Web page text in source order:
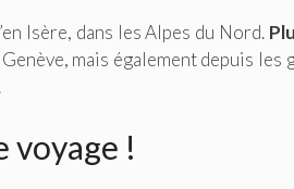
Isère, dans les Alpes du Nord.
mais également depuis les
voyage !